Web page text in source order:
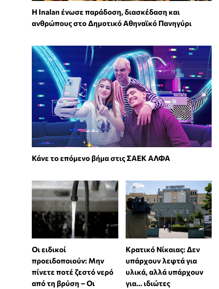
Η Inalan ένωσε παράδοση, διασκέδαση και
ανθρώπους στο Δημοτικό Αθηναϊκό Πανηγύρι
Κάνε το επόμενο βήμα στις ΣΑΕΚ ΑΛΦΑ
Οι ειδικοί
προειδοποιούν: Μην
πίνετε ποτέ ζεστό νερό
από τη βρύση – Οι
Κρατικό Νίκαιας: Δεν
υπάρχουν λεφτά για
υλικά, αλλά υπάρχουν
για... ιδιώτες